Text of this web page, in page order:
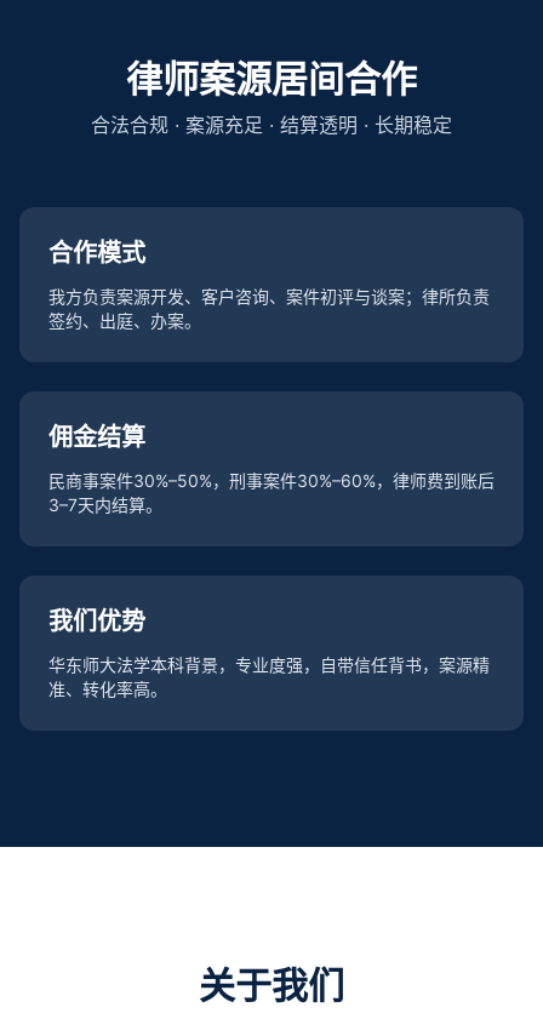
律师案源居间合作
合法合规 · 案源充足 · 结算透明 · 长期稳定
合作模式
我方负责案源开发、客户咨询、案件初评与谈案；律所负责
签约、出庭、办案。
佣金结算
民商事案件30%–50%，刑事案件30%–60%，律师费到账后
3–7天内结算。
我们优势
华东师大法学本科背景，专业度强，自带信任背书，案源精
准、转化率高。
关于我们